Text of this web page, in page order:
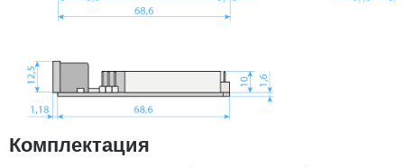
Комплектация